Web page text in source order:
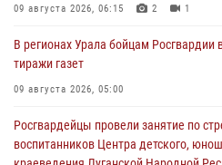
09 августа 2026, 06:15 2 1
В регионах Урала бойцам Росгвардии
тиражи газет
09 августа 2026, 05:00
Росгвардейцы провели занятие по
воспитанников Центра детского,